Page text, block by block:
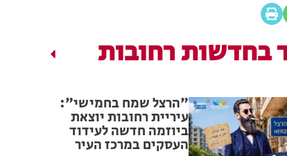
בחדשות רחובות
"הרצל שמח בחמישי":
עיריית רחובות יוצאת
ביוזמה חדשה לעידוד
העסקים במרכז העיר